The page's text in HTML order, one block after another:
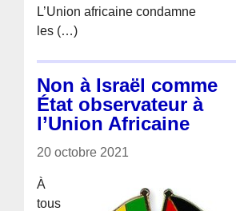
L’Union africaine condamne
les (…)
Non à Israël comme
État observateur à
l’Union Africaine
20 octobre 2021
À
tous